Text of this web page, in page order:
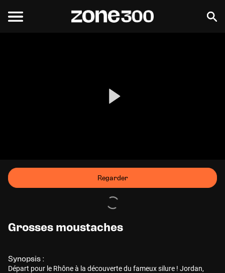
Regarder
Grosses moustaches
Synopsis :
Départ pour le Rhône à la découverte du fameux silure ! Jordan,